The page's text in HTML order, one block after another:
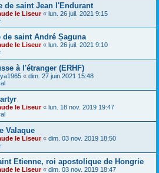
de saint Jean l'Endurant
le Liseur« lun. 26 juil. 2021 9:15
saint André Șaguna
le Liseur« lun. 26 juil. 2021 9:10
à l'étranger (ERHF)
« dim. 27 juin 2021 15:48
le Liseur« lun. 18 nov. 2019 19:47
Valaque
le Liseur« dim. 03 nov. 2019 18:50
Etienne, roi apostolique de Hongrie
le Liseur« dim. 03 nov. 2019 18:47